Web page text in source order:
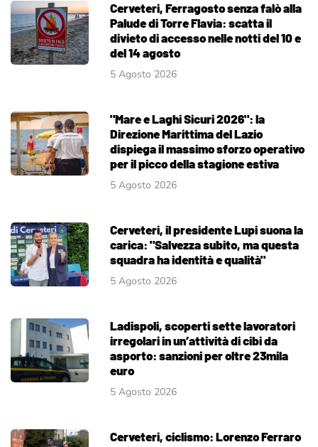
Cerveteri, Ferragosto senza falò alla
Palude di Torre Flavia: scatta il
divieto di accesso nelle notti del 10 e
del 14 agosto
5 Agosto 2026
"Mare e Laghi Sicuri 2026": la
Direzione Marittima del Lazio
dispiega il massimo sforzo operativo
per il picco della stagione estiva
5 Agosto 2026
Cerveteri, il presidente Lupi suona la
carica: "Salvezza subito, ma questa
squadra ha identità e qualità"
5 Agosto 2026
Ladispoli, scoperti sette lavoratori
irregolari in un’attività di cibi da
asporto: sanzioni per oltre 23mila
euro
5 Agosto 2026
Cerveteri, ciclismo: Lorenzo Ferraro